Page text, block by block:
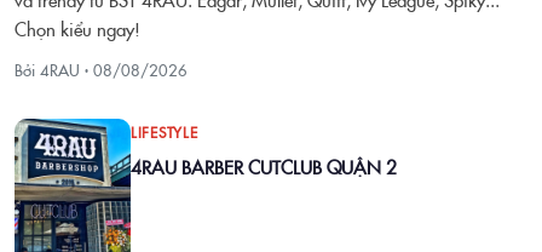
Chọn kiểu ngay!
Bởi 4RAU · 08/08/2026
LIFESTYLE
4RAU BARBER CUTCLUB QUẬN 2